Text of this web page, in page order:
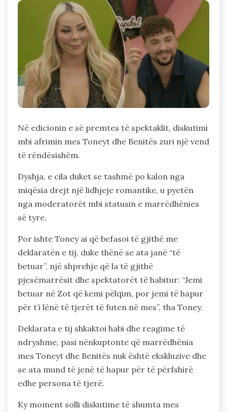
Në edicionin e së premtes të spektaklit, diskutimi
mbi afrimin mes Toneyt dhe Benitës zuri një vend
të rëndësishëm.
Dyshja, e cila duket se tashmë po kalon nga
miqësia drejt një lidhjeje romantike, u pyetën
nga moderatorët mbi statusin e marrëdhënies
së tyre.
Por ishte Toney ai që befasoi të gjithë me
deklaratën e tij, duke thënë se ata janë “të
betuar”, një shprehje që la të gjithë
pjesëmarrësit dhe spektatorët të habitur: “Jemi
betuar në Zot që kemi pëlqim, por jemi të hapur
për t’i lënë të tjerët të futen në mes”, tha Toney.
Deklarata e tij shkaktoi habi dhe reagime të
ndryshme, pasi nënkuptonte që marrëdhënia
mes Toneyt dhe Benitës nuk është ekskluzive dhe
se ata mund të jenë të hapur për të përfshirë
edhe persona të tjerë.
Ky moment solli diskutime të shumta mes